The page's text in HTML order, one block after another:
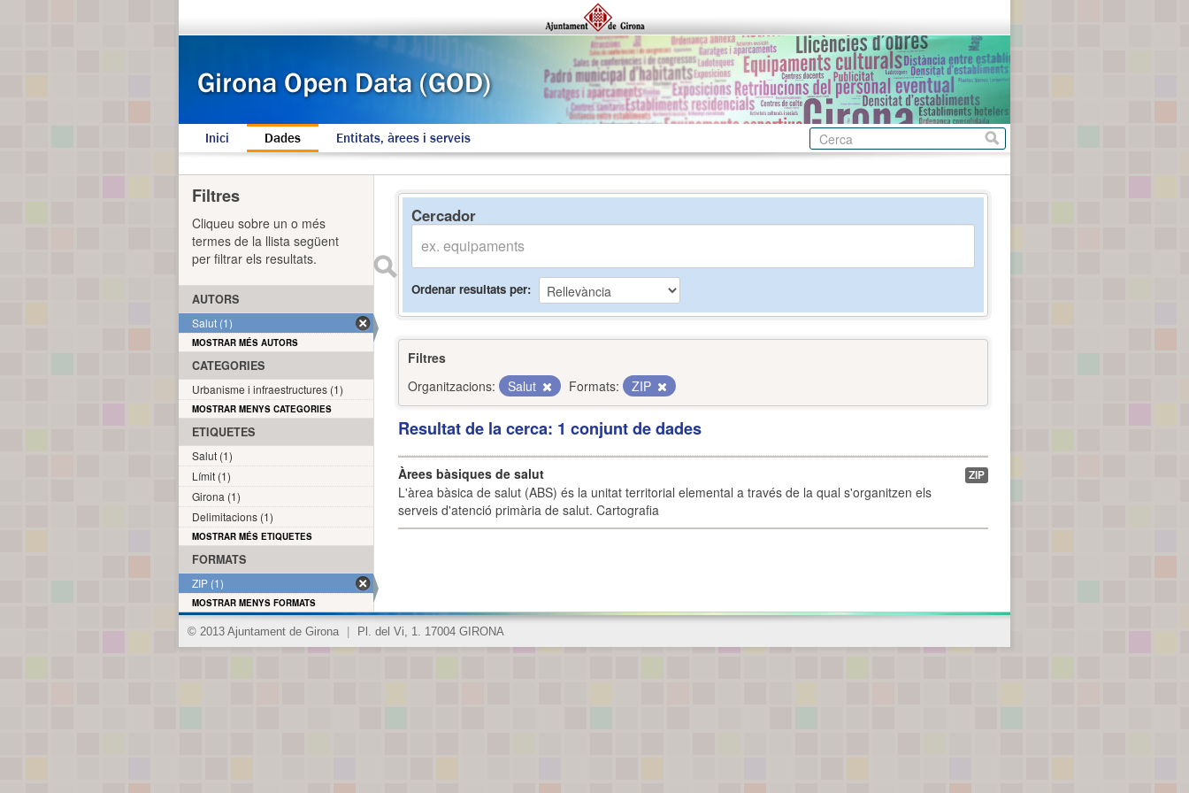
Inici Dades Entitats, àrees i serveis
Cercador
Ordenar resultats per
Filtres
Organitzacions:
Salut Formats: ZIP
Resultat de la cerca: 1 conjunt de dades
Àrees bàsiques de salut
L'àrea bàsica de salut (ABS) és la unitat territorial elemental a través de la qual s'organitzen els
serveis d'atenció primària de salut. Cartografia
ZIP
Filtres
Cliqueu sobre un o més
termes de la llista següent
per filtrar els resultats.
AUTORS
Salut (1)
MOSTRAR MÉS AUTORS
CATEGORIES
Urbanisme i infraestructures (1)
MOSTRAR MENYS CATEGORIES
ETIQUETES
Salut (1)
Límit (1)
Girona (1)
Delimitacions (1)
MOSTRAR MÉS ETIQUETES
FORMATS
ZIP (1)
MOSTRAR MENYS FORMATS
© 2013 Ajuntament de Girona Pl. del Vi, 1. 17004 GIRONA